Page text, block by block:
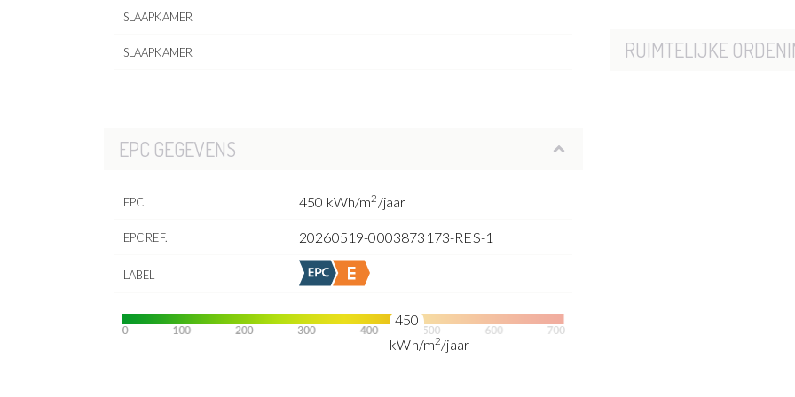
SLAAPKAMER
SLAAPKAMER
EPC GEGEVENS
EPC 450 kWh/m2 /jaar
EPC REF. 20260519-0003873173-RES-1
LABEL
450
kWh/m2/jaar
RUIMTELIJKE